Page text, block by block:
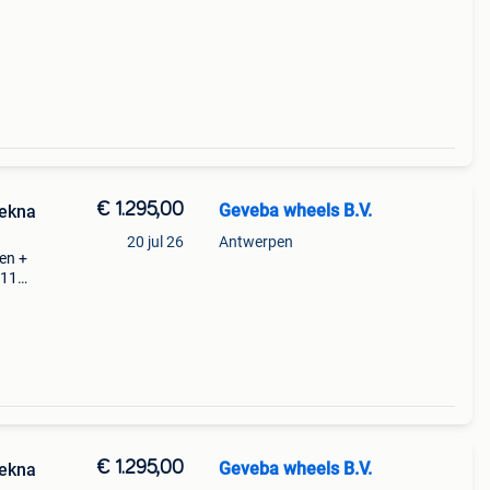
+
€ 1.295,00
20 jul 26
Geveba wheels B.V.
Antwerpen
€ 1.295,00 Geveba wheels B.V.